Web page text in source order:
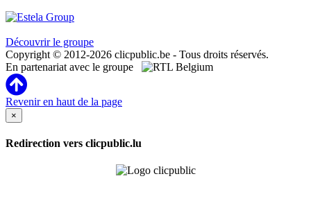
Découvrir le groupe
Copyright © 2012-2026 clicpublic.be - Tous droits réservés.
En partenariat avec le groupe
Revenir en haut de la page
×
Redirection vers clicpublic.lu